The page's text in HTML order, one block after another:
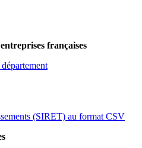
françaises
(SIRET) au format CSV